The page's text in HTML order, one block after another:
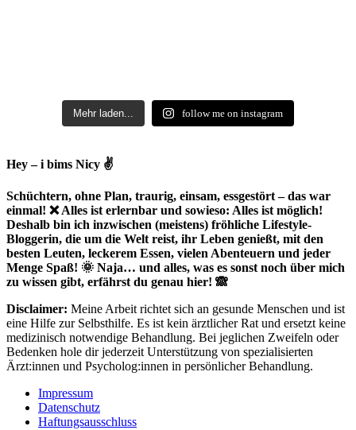
Mehr laden... follow me on instagram
Hey – i bims Nicy ✌
Schüchtern, ohne Plan, traurig, einsam, essgestört – das war
einmal! ❌ Alles ist erlernbar und sowieso: Alles ist möglich!
Deshalb bin ich inzwischen (meistens) fröhliche Lifestyle-
Bloggerin, die um die Welt reist, ihr Leben genießt, mit den
besten Leuten, leckerem Essen, vielen Abenteuern und jeder
Menge Spaß! 🌞 Naja… und alles, was es sonst noch über mich
zu wissen gibt, erfährst du genau hier! 🙈
Disclaimer: Meine Arbeit richtet sich an gesunde Menschen und ist
eine Hilfe zur Selbsthilfe. Es ist kein ärztlicher Rat und ersetzt keine
medizinisch notwendige Behandlung. Bei jeglichen Zweifeln oder
Bedenken hole dir jederzeit Unterstützung von spezialisierten
Ärzt:innen und Psycholog:innen in persönlicher Behandlung.
Impressum
Datenschutz
Haftungsausschluss